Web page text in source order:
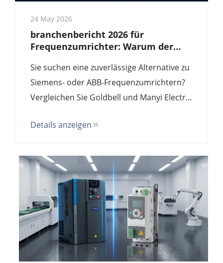
24 May 2026
branchenbericht 2026 für
Frequenzumrichter: Warum der
Alternative zu Siemens/ABB und
die beste Wert-Lösung aus einer
Quellfabrik ist
Sie suchen eine zuverlässige Alternative zu
Siemens- oder ABB-Frequenzumrichtern?
Vergleichen Sie Goldbell und Manyi Electric
Fachkompetenz als Quellfabrik und die
Großhandelspreisen für Ihre Projekte in
der industriellen Automatisierung bieten.
Details anzeigen